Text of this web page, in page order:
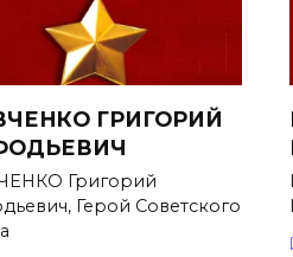
ГРИГОРИЙ
Григорий
Герой Советского